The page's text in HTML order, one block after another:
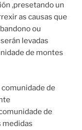
,presetando un
as causas que
ou
levadas
de montes
comunidade de
de
medidas